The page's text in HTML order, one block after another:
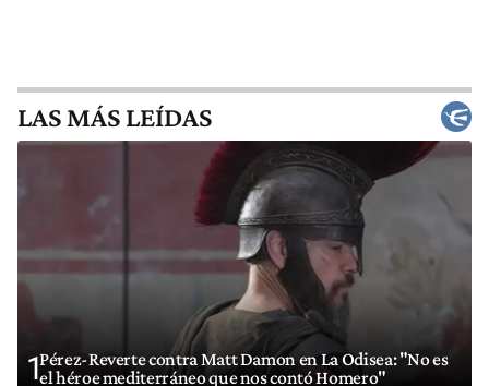
LAS MÁS LEÍDAS
1Pérez-Reverte contra Matt Damon en La Odisea: "No es
el héroe mediterráneo que nos contó Homero"